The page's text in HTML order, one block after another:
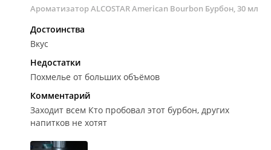
Ароматизатор ALCOSTAR American Bourbon Бурбон, 30 мл
Достоинства
Вкус
Недостатки
Похмелье от больших объёмов
Комментарий
Заходит всем Кто пробовал этот бурбон, других
напитков не хотят